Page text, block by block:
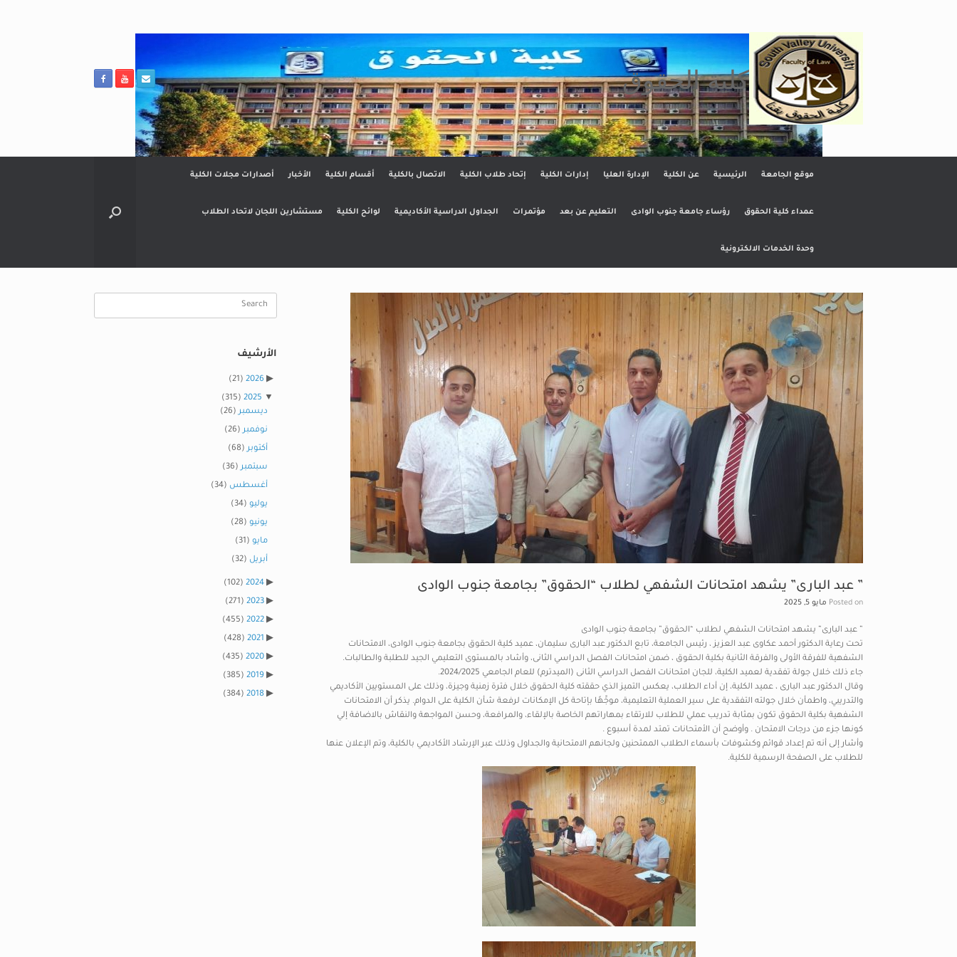
كلية الحقوق
موقع الجامعة الرئيسية عن الكلية الإدارة العليا إدارات الكلية إتحاد طلاب الكلية الاتصال بالكلية أقسام الكلية الأخبار أصدارات مجلات الكلية
عمداء كلية الحقوق رؤساء جامعة جنوب الوادى التعليم عن بعد مؤتمرات الجداول الدراسية الأكاديمية لوائح الكلية مستشارين اللجان لاتحاد الطلاب
وحدة الخدمات الالكترونية
” عبد البارى” يشهد امتحانات الشفهي لطلاب “الحقوق” بجامعة جنوب الوادى
Posted on مايو 5, 2025
” عبد البارى” يشهد امتحانات الشفهي لطلاب “الحقوق” بجامعة جنوب الوادى
تحت رعاية الدكتور أحمد عكاوى عبد العزيز ، رئيس الجامعة، تابع الدكتور عبد البارى سليمان، عميد كلية الحقوق بجامعة جنوب الوادى، الامتحانات
الشفهية للفرقة الأولى والفرقة الثانية بكلية الحقوق ، ضمن امتحانات الفصل الدراسي الثانى، وأشاد بالمستوى التعليمي الجيد للطلبة والطالبات.
جاء ذلك خلال جولة تفقدية لعميد الكلية، للجان امتحانات الفصل الدراسي الثانى (الميدترم) للعام الجامعي 2024/2025.
وقال الدكتور عبد البارى ، عميد الكلية، إن أداء الطلاب، يعكس التميز الذي حققته كلية الحقوق خلال فترة زمنية وجيزة، وذلك على المستويين الأكاديمي
والتدريبي، واطمأن خلال جولته التفقدية على سير العملية التعليمية، موجِّهًا بإتاحة كل الإمكانات لرفعة شأن الكلية على الدوام. يذكر أن الامتحانات
الشفهية بكلية الحقوق تكون بمثابة تدريب عملي للطلاب للارتقاء بمهاراتهم الخاصة بالإلقاء، والمرافعة، وحسن المواجهة والنقاش بالاضافة إلي
كونها جزء من درجات الامتحان . وأوضح أن الأمتحانات تمتد لمدة أسبوع .
وأشار إلى أنه تم إعداد قوائم وكشوفات بأسماء الطلاب الممتحنين ولجانهم الامتحانية والجداول وذلك عبر الإرشاد الأكاديمي بالكلية، وتم الإعلان عنها
للطلاب على الصفحة الرسمية للكلية.
Search
الأرشيف
2026
(21)
2025
(315)
ديسمبر(26)
نوفمبر(26)
أكتوبر(68)
سبتمبر(36)
أغسطس (34)
يوليو (34)
يونيو (28)
مايو (31)
أبريل (32)
2024
(102)
2023
(271)
2022
(455)
2021
(428)
2020
(435)
2019
(385)
2018
(384)